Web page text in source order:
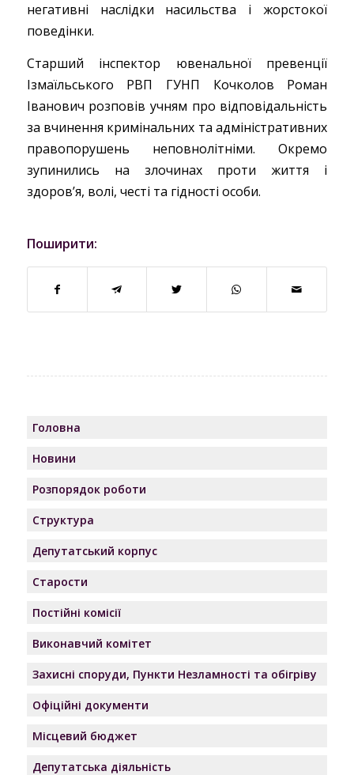
негативні наслідки насильства і жорстокої
поведінки.
Старший інспектор ювенальної превенції
Ізмаїльського РВП ГУНП Кочколов Роман
Іванович розповів учням про відповідальність
за вчинення кримінальних та адміністративних
правопорушень неповнолітніми. Окремо
зупинились на злочинах проти життя і
здоров’я, волі, честі та гідності особи.
Поширити:
Головна
Новини
Розпорядок роботи
Структура
Депутатський корпус
Старости
Постійні комісії
Виконавчий комітет
Захисні споруди, Пункти Незламності та обігріву
Офіційні документи
Місцевий бюджет
Депутатська діяльність